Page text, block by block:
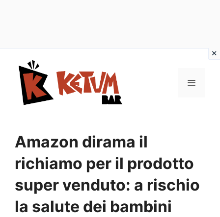
contenuto
Menu
Amazon dirama il
richiamo per il prodotto
super venduto: a rischio
la salute dei bambini